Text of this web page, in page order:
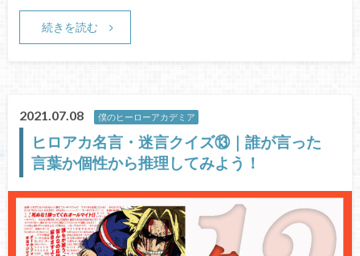
続きを読む
2021.07.08 僕のヒーローアカデミア
ヒロアカ名言・迷言クイズ⑬｜誰が言った
言葉か個性から推理してみよう！